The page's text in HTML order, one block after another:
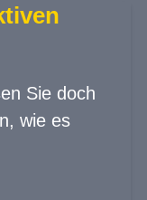
Sie doch
wie es